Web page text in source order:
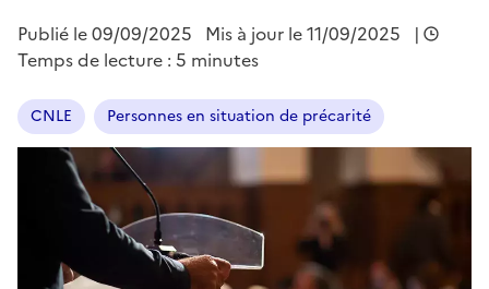
Publié le09/09/2025 Mis à jour le 11/09/2025
|
Temps de lecture : 5 minutes
CNLE Personnes en situation de précarité